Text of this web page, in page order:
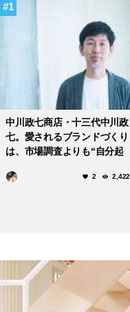
1
中川政七商店・十三代中川政
七。愛されるブランドづくり
は、市場調査よりも“自分起
2 2,422